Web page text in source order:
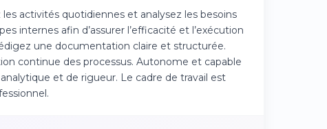
activités quotidiennes et analysez les besoins
internes afin d’assurer l’efficacité et l’exécution
une documentation claire et structurée.
continue des processus. Autonome et capable
et de rigueur. Le cadre de travail est